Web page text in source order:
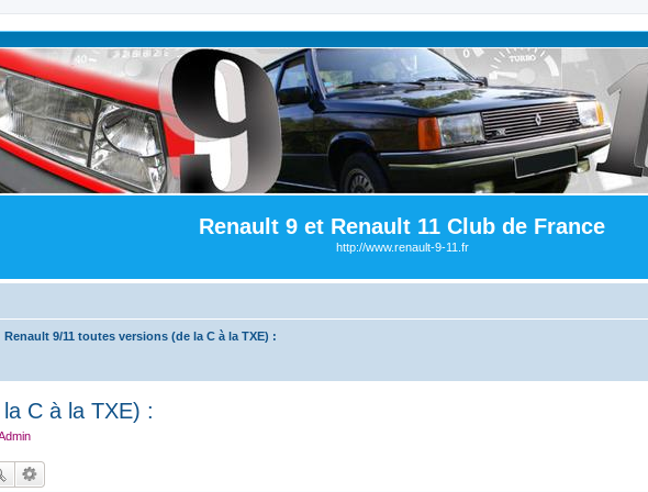
Renault 9 et Renault 11 Club de France
http://www.renault-9-11.fr
Renault 9/11 toutes versions (de la C à la TXE) :
C à la TXE) :